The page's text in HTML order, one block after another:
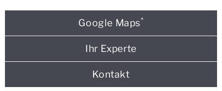
Google Maps*
Ihr Experte
Kontakt